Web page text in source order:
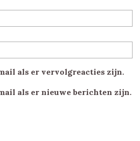
als er vervolgreacties zijn.
als er nieuwe berichten zijn.